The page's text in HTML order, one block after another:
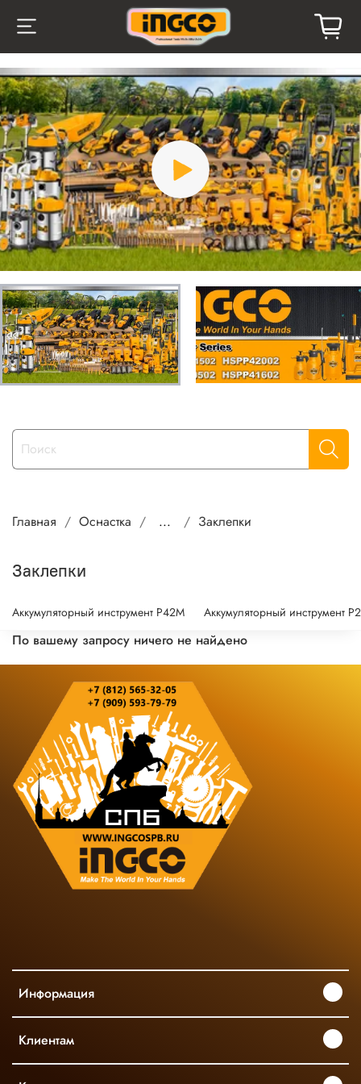
Главная Оснастка ... Заклепки
Заклепки
Аккумуляторный инструмент P42M Аккумуляторный инструмент
По вашему запросу ничего не найдено
Информация
Клиентам